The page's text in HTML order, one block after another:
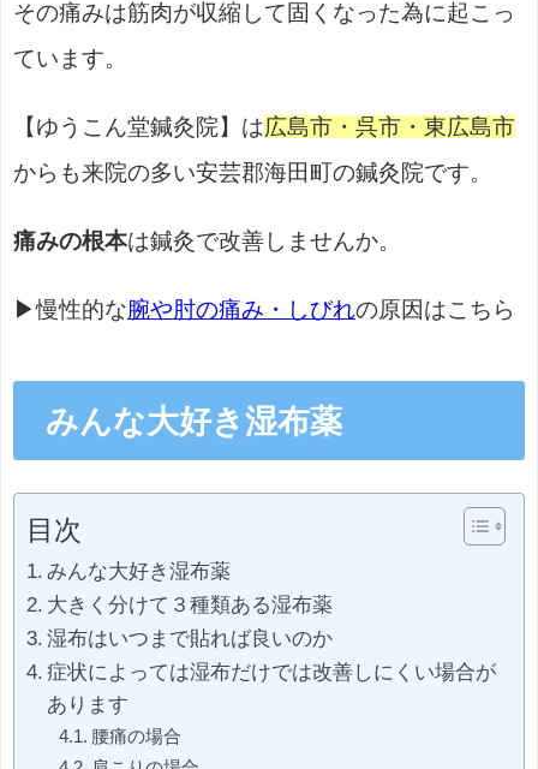
その痛みは筋肉が収縮して固くなった為に起こっ
ています。
【ゆうこん堂鍼灸院】は広島市・呉市・東広島市
からも来院の多い安芸郡海田町の鍼灸院です。
痛みの根本は鍼灸で改善しませんか。
▶慢性的な腕や肘の痛み・しびれの原因はこちら
みんな大好き湿布薬
目次
みんな大好き湿布薬
大きく分けて３種類ある湿布薬
湿布はいつまで貼れば良いのか
症状によっては湿布だけでは改善しにくい場合が
あります
腰痛の場合